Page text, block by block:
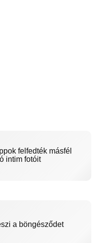
felfedték másfél
intim fotóit
a böngésződet